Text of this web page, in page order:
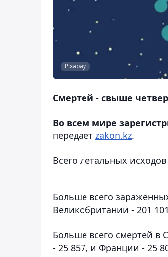
Pixabay
Смертей - свыше
Во всем мире
передает zakon.kz.
Всего летальных
Больше всего
Великобритании - 201
Больше всего смертей в
- 25 857, и Франции - 25